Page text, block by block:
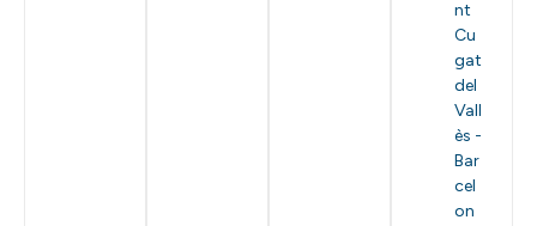
nt
Cu
gat
del
Vall
ès -
Bar
cel
on